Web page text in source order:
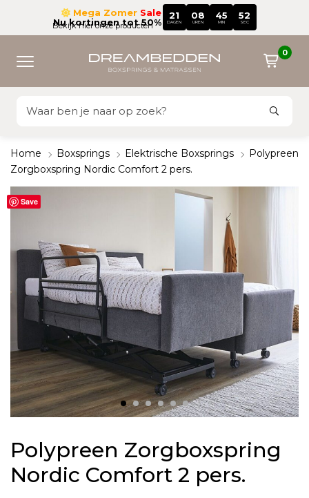
Mega Zomer Sale
Nu kortingen tot 50%
21
DAGEN
08
UREN
45
MIN
51
SEC
Bekijk hier onze producten
0
Home Boxsprings Elektrische Boxsprings
Polypreen
Zorgboxspring Nordic Comfort 2 pers.
Save
Polypreen Zorgboxspring
Nordic Comfort 2 pers.